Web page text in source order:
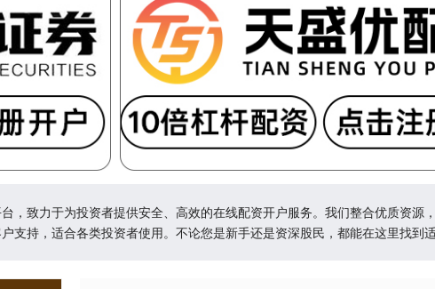
，致力于为投资者提供安全、高效的在线配资开户服务。我们整合优质资
支持，适合各类投资者使用。不论您是新手还是资深股民，都能在这里找到